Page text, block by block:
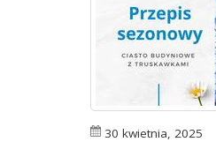
30 kwietnia, 2025